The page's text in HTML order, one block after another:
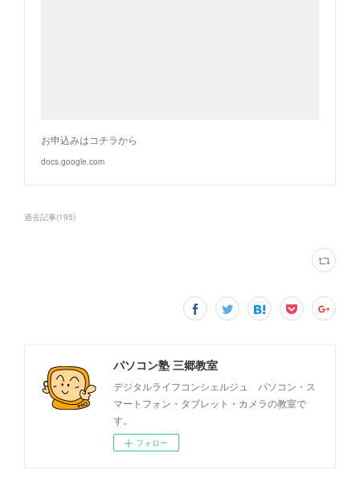
お申込みはコチラから
docs.google.com
過去記事(195)
パソコン塾 三郷教室
デジタルライフコンシェルジュ パソコン・ス
マートフォン・タブレット・カメラの教室で
す。
フォロー